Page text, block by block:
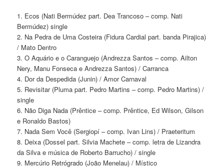
1. Ecos (Nati Bermúdez part. Dea Trancoso – comp. Nati
Bermúdez) single
2. Na Pedra de Uma Costeira (Fidura Cardial part. banda Pirajica)
/ Mato Dentro
3. O Aquário e o Caranguejo (Andrezza Santos – comp. Ailton
Nery, Manu Fonseca e Andrezza Santos) / Carranca
4. Dor da Despedida (Junin) / Amor Carnaval
5. Revisitar (Pluma part. Pedro Martins – comp. Pedro Martins) /
single
6. Não Diga Nada (Prêntice – comp. Prêntice, Ed Wilson, Gilson
e Ronaldo Bastos)
7. Nada Sem Você (Sergiopí – comp. Ivan Lins) / Praeteritum
8. Deixa (Dossel part. Silvia Machete – comp. letra de Lizandra
da Silva e música de Roberto Barrucho) / single
9. Mercúrio Retrógrado (João Menelau) / Místico